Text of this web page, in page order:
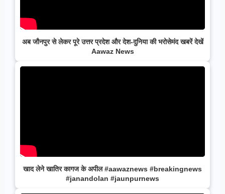
अब जौनपुर से लेकर पूरे उत्तर प्रदेश और देश-दुनिया की भरोसेमंद खबरें देखें
Aawaz News
खाद लेने खातिर कागज के अपील #aawaznews #breakingnews
#janandolan #jaunpurnews